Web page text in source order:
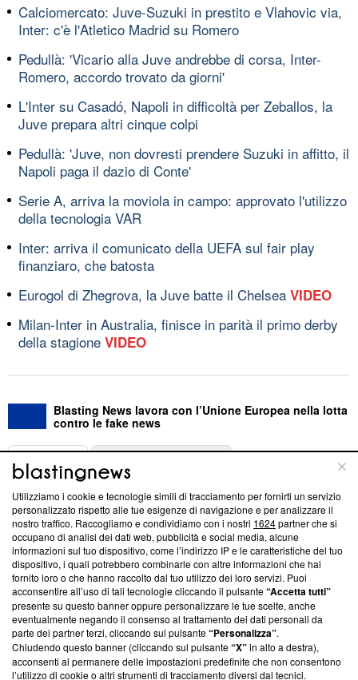
Calciomercato: Juve-Suzuki in prestito e Vlahovic via,
Inter: c'è l'Atletico Madrid su Romero
Pedullà: 'Vicario alla Juve andrebbe di corsa, Inter-
Romero, accordo trovato da giorni'
L'Inter su Casadó, Napoli in difficoltà per Zeballos, la
Juve prepara altri cinque colpi
Pedullà: 'Juve, non dovresti prendere Suzuki in affitto, il
Napoli paga il dazio di Conte'
Serie A, arriva la moviola in campo: approvato l'utilizzo
della tecnologia VAR
Inter: arriva il comunicato della UEFA sul fair play
finanziaro, che batosta
Eurogol di Zhegrova, la Juve batte il Chelsea VIDEO
Milan-Inter in Australia, finisce in parità il primo derby
della stagione VIDEO
Blasting News lavora con l’Unione Europea nella lotta
contro le fake news
ABOUT
Questa sezione offre informazioni trasparenti su Blasting
News, sui nostri processi editoriali e su come ci impegniamo a
creare news di qualità. Inoltre, afferma la nostra aderenza a
‘Trust Project - News with Integrity’Blasting News non è
ancora membro del programma, ma ha richiesto di farne
parte; Trust Project non ha ancora effettuato una verifica di
conformità agli standard.
Su di noi
Team editoriale
Utilizziamo i cookie e tecnologie simili di tracciamento per fornirti un servizio
personalizzato rispetto alle tue esigenze di navigazione e per analizzare il
nostro traffico. Raccogliamo e condividiamo con i nostri 1624partner che si
occupano di analisi dei dati web, pubblicità e social media, alcune
informazioni sul tuo dispositivo, come l’indirizzo IP e le caratteristiche del tuo
dispositivo, i quali potrebbero combinarle con altre informazioni che hai
fornito loro o che hanno raccolto dal tuo utilizzo dei loro servizi. Puoi
acconsentire all’uso di tali tecnologie cliccando il pulsante“Accetta tutti”
presente su questo banner oppure personalizzare le tue scelte, anche
eventualmente negando il consenso al trattamento dei dati personali da
parte dei partner terzi, cliccando sul pulsante“Personalizza”.
Chiudendo questo banner (cliccando sul pulsante“X”in alto a destra),
acconsenti al permanere delle impostazioni predefinite che non consentono
l’utilizzo di cookie o altri strumenti di tracciamento diversi dai tecnici.